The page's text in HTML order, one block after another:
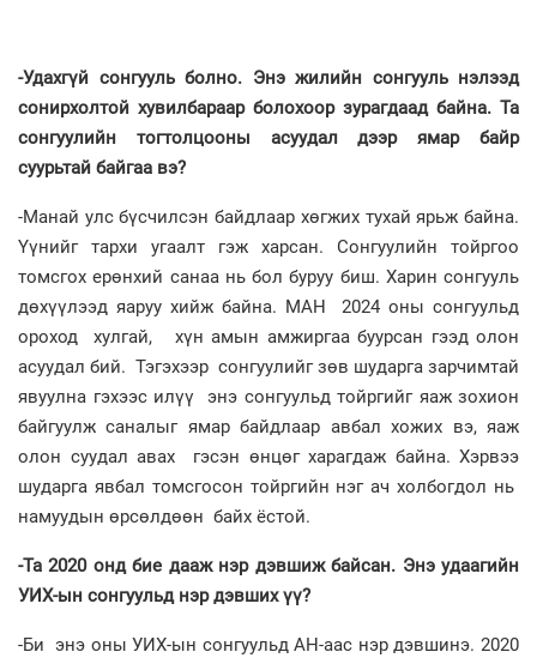
-Удахгүй сонгууль болно. Энэ жилийн сонгууль нэлээд
сонирхолтой хувилбараар болохоор зурагдаад байна. Та
сонгуулийн тогтолцооны асуудал дээр ямар байр
суурьтай байгаа вэ?
-Манай улс бүсчилсэн байдлаар хөгжих тухай ярьж байна.
Үүнийг тархи угаалт гэж харсан. Сонгуулийн тойргоо
томсгох ерөнхий санаа нь бол буруу биш. Харин сонгууль
дөхүүлээд яаруу хийж байна. МАН 2024 оны сонгуульд
ороход хулгай, хүн амын амжиргаа буурсан гээд олон
асуудал бий. Тэгэхээр сонгуулийг зөв шударга зарчимтай
явуулна гэхээс илүү энэ сонгуульд тойргийг яаж зохион
байгуулж саналыг ямар байдлаар авбал хожих вэ, яаж
олон суудал авах гэсэн өнцөг харагдаж байна. Хэрвээ
шударга явбал томсгосон тойргийн нэг ач холбогдол нь
намуудын өрсөлдөөн байх ёстой.
-Та 2020 онд бие дааж нэр дэвшиж байсан. Энэ удаагийн
УИХ-ын сонгуульд нэр дэвших үү?
-Би энэ оны УИХ-ын сонгуульд АН-аас нэр дэвшинэ. 2020